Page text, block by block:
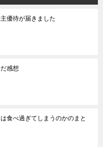
優待が届きました
感想
食べ過ぎてしまうのかのまと